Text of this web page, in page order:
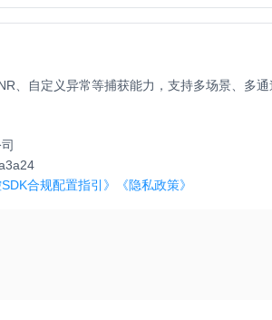
、自定义异常等捕获能力，支持多场景、多
合规配置指引》 《隐私政策》